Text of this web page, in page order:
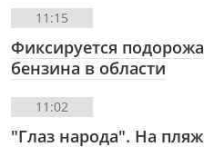
11:15
Фиксируется
бензина в области
11:02
"Глаз народа". На